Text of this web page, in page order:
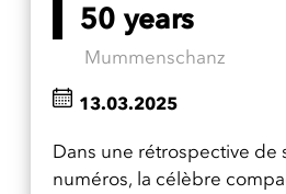
50 years
Mummenschanz
Dans une rétrospective de
numéros, la célèbre
13.03.2025